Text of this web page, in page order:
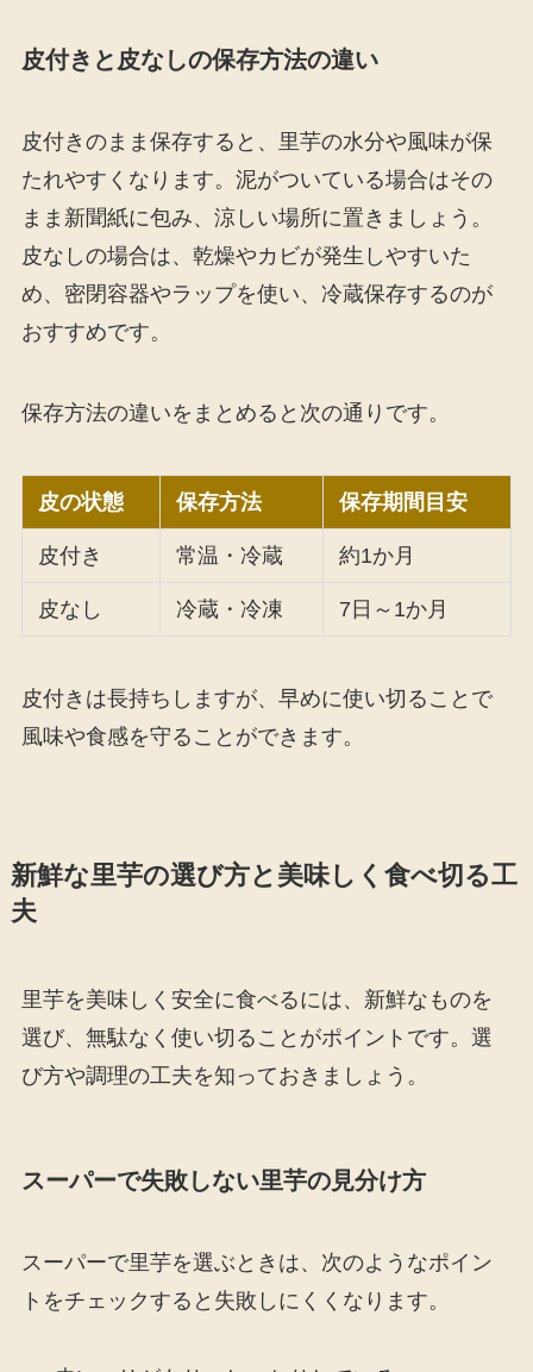
皮付きと皮なしの保存方法の違い
皮付きのまま保存すると、里芋の水分や風味が保
たれやすくなります。泥がついている場合はその
まま新聞紙に包み、涼しい場所に置きましょう。
皮なしの場合は、乾燥やカビが発生しやすいた
め、密閉容器やラップを使い、冷蔵保存するのが
おすすめです。
保存方法の違いをまとめると次の通りです。
皮の状態 保存方法 保存期間目安
皮付き 常温・冷蔵 約1か月
皮なし 冷蔵・冷凍 7日～1か月
皮付きは長持ちしますが、早めに使い切ることで
風味や食感を守ることができます。
新鮮な里芋の選び方と美味しく食べ切る工
夫
里芋を美味しく安全に食べるには、新鮮なものを
選び、無駄なく使い切ることがポイントです。選
び方や調理の工夫を知っておきましょう。
スーパーで失敗しない里芋の見分け方
スーパーで里芋を選ぶときは、次のようなポイン
トをチェックすると失敗しにくくなります。